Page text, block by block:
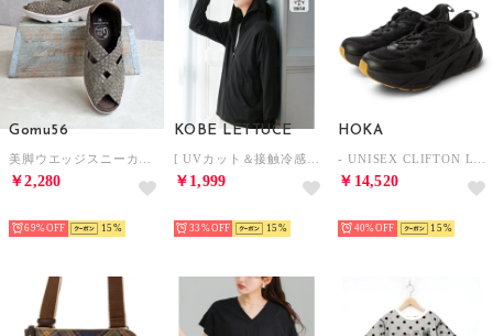
Gomu56
美脚ウエッジスニーカー （ブロンズ）
￥2,280
69% 15
KOBE LETTUCE
[ UVカット＆接触冷感 ] M L XL 取り外しサンバイザー付きパーカー【A指穴】[選べる2タイプ] [C7760]【返品不可商品】 （ブラック）
￥1,999
33% 15
HOKA
- UNISEX CLIFTON L ATHLETICS【1160050-BBLC】 （BLACK/BLACK）
￥14,520
40% 15